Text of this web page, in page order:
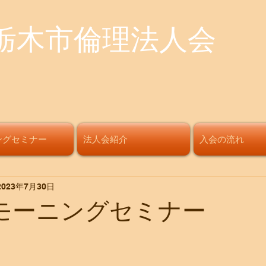
木市倫理法人会
セミナー 法人会紹介 入会の流れ
ーニングセミナー
年7月30日